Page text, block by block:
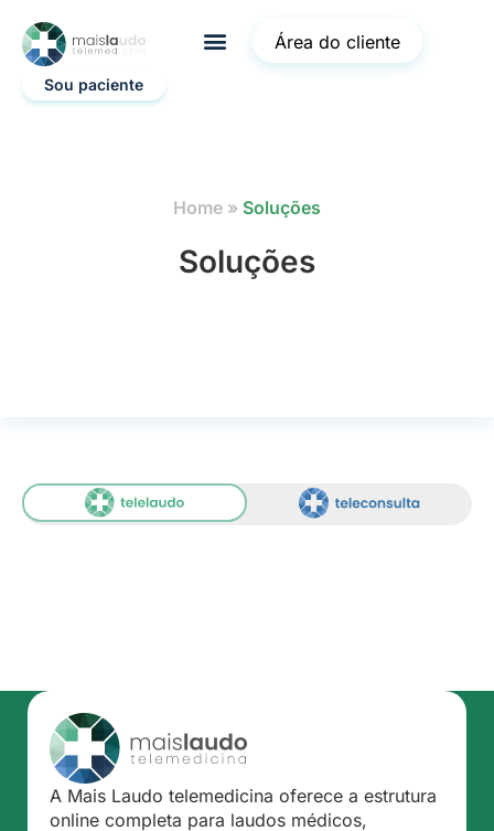
Área do cliente
Sou paciente
Home » Soluções
Soluções
A Mais Laudo telemedicina oferece a estrutura
online completa para laudos médicos,